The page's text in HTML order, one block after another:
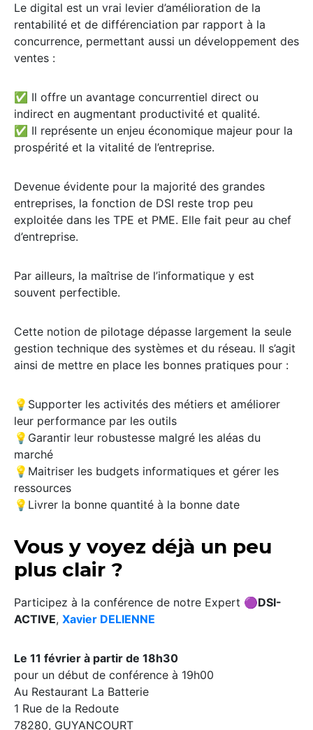
Le digital est un vrai levier d’amélioration de la
rentabilité et de différenciation par rapport à la
concurrence, permettant aussi un développement des
ventes :
✅ Il offre un avantage concurrentiel direct ou
indirect en augmentant productivité et qualité.
✅ Il représente un enjeu économique majeur pour la
prospérité et la vitalité de l’entreprise.
Devenue évidente pour la majorité des grandes
entreprises, la fonction de DSI reste trop peu
exploitée dans les TPE et PME. Elle fait peur au chef
d’entreprise.
Par ailleurs, la maîtrise de l’informatique y est
souvent perfectible.
Cette notion de pilotage dépasse largement la seule
gestion technique des systèmes et du réseau. Il s’agit
ainsi de mettre en place les bonnes pratiques pour :
💡Supporter les activités des métiers et améliorer
leur performance par les outils
💡Garantir leur robustesse malgré les aléas du
marché
💡Maitriser les budgets informatiques et gérer les
ressources
💡Livrer la bonne quantité à la bonne date
Vous y voyez déjà un peu
plus clair ?
Participez à la conférence de notre Expert 🟣DSI-
ACTIVE, Xavier DELIENNE
Le 11 février à partir de 18h30
pour un début de conférence à 19h00
Au Restaurant La Batterie
1 Rue de la Redoute
78280, GUYANCOURT